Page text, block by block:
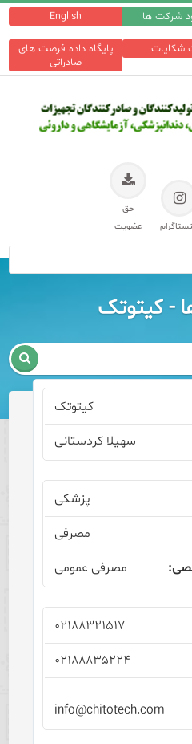
English شرکت ها
پایگاه داده فرصت های
صادراتی
شکایات
حق
عضویت
- کیتوتک

کیتوتک
سهیلا کردستانی
پزشکی
مصرفی
مصرفی عمومی
۰۲۱۸۸۳۲۱۵۱۷
۰۲۱۸۸۸۳۵۲۲۴
info@chitotech.com